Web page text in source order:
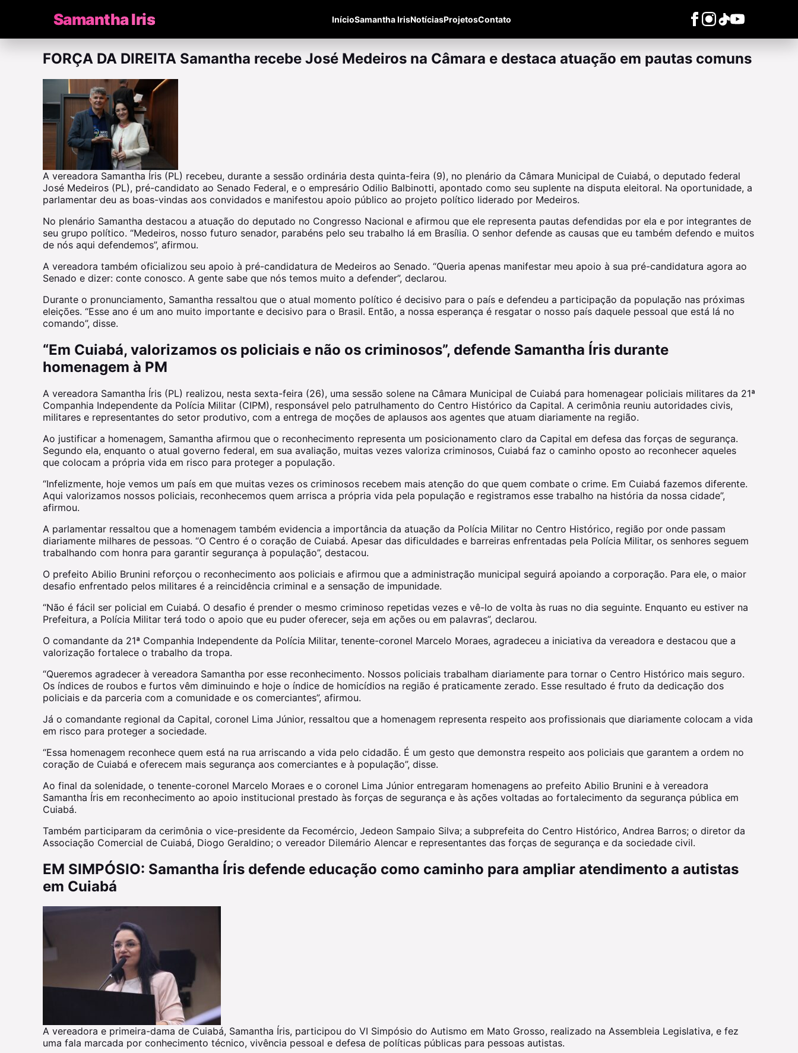
Samantha Iris InícioSamantha IrisNotíciasProjetosContato
FORÇA DA DIREITA Samantha recebe José Medeiros na Câmara e destaca atuação em pautas comuns
A vereadora Samantha Íris (PL) recebeu, durante a sessão ordinária desta quinta-feira (9), no plenário da Câmara Municipal de Cuiabá, o deputado federal
José Medeiros (PL), pré-candidato ao Senado Federal, e o empresário Odilio Balbinotti, apontado como seu suplente na disputa eleitoral. Na oportunidade, a
parlamentar deu as boas-vindas aos convidados e manifestou apoio público ao projeto político liderado por Medeiros.
No plenário Samantha destacou a atuação do deputado no Congresso Nacional e afirmou que ele representa pautas defendidas por ela e por integrantes de
seu grupo político. “Medeiros, nosso futuro senador, parabéns pelo seu trabalho lá em Brasília. O senhor defende as causas que eu também defendo e muitos
de nós aqui defendemos”, afirmou.
A vereadora também oficializou seu apoio à pré-candidatura de Medeiros ao Senado. “Queria apenas manifestar meu apoio à sua pré-candidatura agora ao
Senado e dizer: conte conosco. A gente sabe que nós temos muito a defender”, declarou.
Durante o pronunciamento, Samantha ressaltou que o atual momento político é decisivo para o país e defendeu a participação da população nas próximas
eleições. “Esse ano é um ano muito importante e decisivo para o Brasil. Então, a nossa esperança é resgatar o nosso país daquele pessoal que está lá no
comando”, disse.
“Em Cuiabá, valorizamos os policiais e não os criminosos”, defende Samantha Íris durante
homenagem à PM
A vereadora Samantha Íris (PL) realizou, nesta sexta-feira (26), uma sessão solene na Câmara Municipal de Cuiabá para homenagear policiais militares da 21ª
Companhia Independente da Polícia Militar (CIPM), responsável pelo patrulhamento do Centro Histórico da Capital. A cerimônia reuniu autoridades civis,
militares e representantes do setor produtivo, com a entrega de moções de aplausos aos agentes que atuam diariamente na região.
Ao justificar a homenagem, Samantha afirmou que o reconhecimento representa um posicionamento claro da Capital em defesa das forças de segurança.
Segundo ela, enquanto o atual governo federal, em sua avaliação, muitas vezes valoriza criminosos, Cuiabá faz o caminho oposto ao reconhecer aqueles
que colocam a própria vida em risco para proteger a população.
“Infelizmente, hoje vemos um país em que muitas vezes os criminosos recebem mais atenção do que quem combate o crime. Em Cuiabá fazemos diferente.
Aqui valorizamos nossos policiais, reconhecemos quem arrisca a própria vida pela população e registramos esse trabalho na história da nossa cidade”,
afirmou.
A parlamentar ressaltou que a homenagem também evidencia a importância da atuação da Polícia Militar no Centro Histórico, região por onde passam
diariamente milhares de pessoas. “O Centro é o coração de Cuiabá. Apesar das dificuldades e barreiras enfrentadas pela Polícia Militar, os senhores seguem
trabalhando com honra para garantir segurança à população”, destacou.
O prefeito Abilio Brunini reforçou o reconhecimento aos policiais e afirmou que a administração municipal seguirá apoiando a corporação. Para ele, o maior
desafio enfrentado pelos militares é a reincidência criminal e a sensação de impunidade.
“Não é fácil ser policial em Cuiabá. O desafio é prender o mesmo criminoso repetidas vezes e vê-lo de volta às ruas no dia seguinte. Enquanto eu estiver na
Prefeitura, a Polícia Militar terá todo o apoio que eu puder oferecer, seja em ações ou em palavras”, declarou.
O comandante da 21ª Companhia Independente da Polícia Militar, tenente-coronel Marcelo Moraes, agradeceu a iniciativa da vereadora e destacou que a
valorização fortalece o trabalho da tropa.
“Queremos agradecer à vereadora Samantha por esse reconhecimento. Nossos policiais trabalham diariamente para tornar o Centro Histórico mais seguro.
Os índices de roubos e furtos vêm diminuindo e hoje o índice de homicídios na região é praticamente zerado. Esse resultado é fruto da dedicação dos
policiais e da parceria com a comunidade e os comerciantes”, afirmou.
Já o comandante regional da Capital, coronel Lima Júnior, ressaltou que a homenagem representa respeito aos profissionais que diariamente colocam a vida
em risco para proteger a sociedade.
“Essa homenagem reconhece quem está na rua arriscando a vida pelo cidadão. É um gesto que demonstra respeito aos policiais que garantem a ordem no
coração de Cuiabá e oferecem mais segurança aos comerciantes e à população”, disse.
Ao final da solenidade, o tenente-coronel Marcelo Moraes e o coronel Lima Júnior entregaram homenagens ao prefeito Abilio Brunini e à vereadora
Samantha Íris em reconhecimento ao apoio institucional prestado às forças de segurança e às ações voltadas ao fortalecimento da segurança pública em
Cuiabá.
Também participaram da cerimônia o vice-presidente da Fecomércio, Jedeon Sampaio Silva; a subprefeita do Centro Histórico, Andrea Barros; o diretor da
Associação Comercial de Cuiabá, Diogo Geraldino; o vereador Dilemário Alencar e representantes das forças de segurança e da sociedade civil.
EM SIMPÓSIO: Samantha Íris defende educação como caminho para ampliar atendimento a autistas
em Cuiabá
A vereadora e primeira-dama de Cuiabá, Samantha Íris, participou do VI Simpósio do Autismo em Mato Grosso, realizado na Assembleia Legislativa, e fez
uma fala marcada por conhecimento técnico, vivência pessoal e defesa de políticas públicas para pessoas autistas.